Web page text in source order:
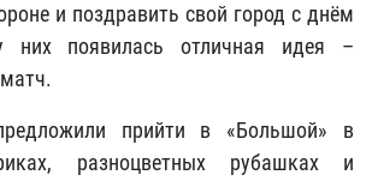
и поздравить свой город с днём
появилась отличная идея –
прийти в «Большой» в
разноцветных рубашках и